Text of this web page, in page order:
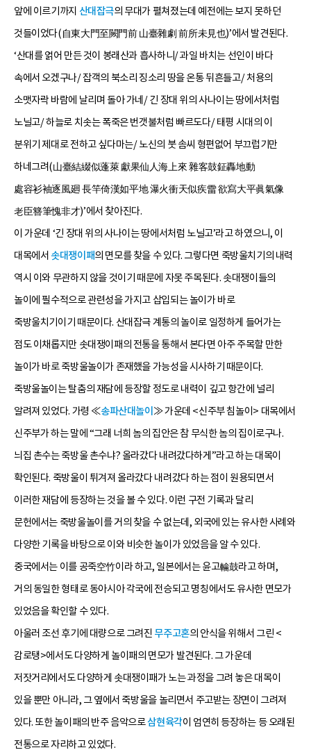
앞에 이르기까지 산대잡극의 무대가 펼쳐졌는데 예전에는 보지 못하던
것들이었다(自東大門至闕門前 山臺雜劇 前所未見也)’에서 발견된다.
‘산대를 얽어 만든 것이 봉래산과 흡사하니/ 과일 바치는 선인이 바다
속에서 오겠구나/ 잡객의 북소리 징소리 땅을 온통 뒤흔들고/ 처용의
소맷자락 바람에 날리며 돌아 가네/ 긴 장대 위의 사나이는 땅에서처럼
노닐고/ 하늘로 치솟는 폭죽은 번갯불처럼 빠르도다/ 태평 시대의 이
분위기 제대로 전하고 싶다마는/ 노신의 붓 솜씨 형편없어 부끄럽기만
하네그려(山臺結綴似蓬萊 獻果仙人海上來 雜客鼓鉦轟地動
處容衫袖逐風廻 長竿倚漢如平地 瀑火衝天似疾雷 欲寫大平眞氣像
老臣簪筆愧非才)’에서 찾아진다.
이 가운데 ‘긴 장대 위의 사나이는 땅에서처럼 노닐고’라고 하였으니, 이
대목에서 솟대쟁이패의 면모를 찾을 수 있다. 그렇다면 죽방울치기의 내력
역시 이와 무관하지 않을 것이기 때문에 자못 주목된다. 솟대쟁이들의
놀이에 필수적으로 관련성을 가지고 삽입되는 놀이가 바로
죽방울치기이기 때문이다. 산대잡극 계통의 놀이로 일정하게 들어가는
점도 이채롭지만 솟대쟁이패의 전통을 통해서 본다면 아주 주목할 만한
놀이가 바로 죽방울놀이가 존재했을 가능성을 시사하기 때문이다.
죽방울놀이는 탈춤의 재담에 등장할 정도로 내력이 깊고 항간에 널리
알려져 있었다. 가령 ≪송파산대놀이 ≫ 가운데 <신주부 침놀이> 대목에서
신주부가 하는 말에 “그래 너희 놈의 집안은 참 무식한 놈의 집이로구나.
늬집 촌수는 죽방울 촌수냐? 올라갔다 내려갔다하게”라고 하는 대목이
확인된다. 죽방울이 튀겨져 올라갔다 내려갔다 하는 점이 원용되면서
이러한 재담에 등장하는 것을 볼 수 있다. 이런 구전 기록과 달리
문헌에서는 죽방울놀이를 거의 찾을 수 없는데, 외국에 있는 유사한 사례와
다양한 기록을 바탕으로 이와 비슷한 놀이가 있었음을 알 수 있다.
중국에서는 이를 공죽空竹이라 하고, 일본에서는 윤고輪鼓라고 하며,
거의 동일한 형태로 동아시아 각국에 전승되고 명칭에서도 유사한 면모가
있었음을 확인할 수 있다.
아울러 조선 후기에 대량으로 그려진 무주고혼의 안식을 위해서 그린 <
감로탱>에서도 다양하게 놀이패의 면모가 발견된다. 그 가운데
저잣거리에서도 다양하게 솟대쟁이패가 노는 과정을 그려 놓은 대목이
있을 뿐만 아니라, 그 옆에서 죽방울을 놀리면서 주고받는 장면이 그려져
있다. 또한 놀이패의 반주 음악으로삼현육각이 엄연히 등장하는 등 오래된
전통으로 자리하고 있었다.